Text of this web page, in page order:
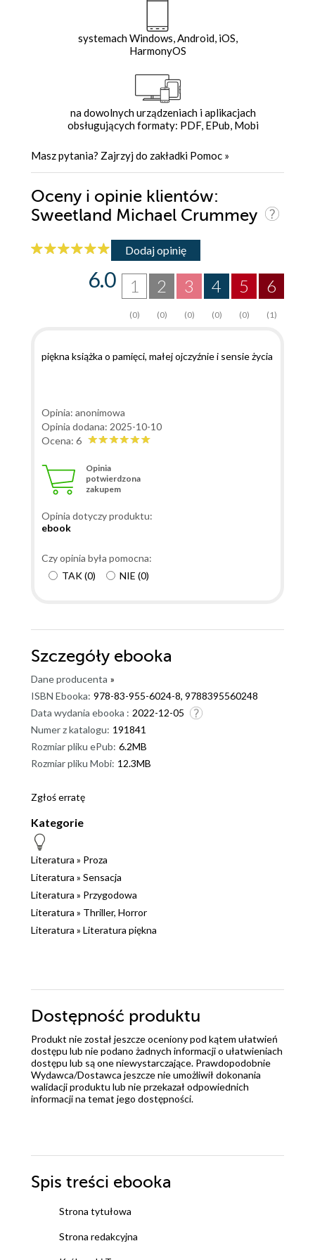
systemach Windows, Android, iOS,
HarmonyOS
na dowolnych urządzeniach i aplikacjach
obsługujących formaty: PDF, EPub, Mobi
Masz pytania? Zajrzyj do zakładki Pomoc »
Oceny i opinie klientów:
Sweetland Michael Crummey
Dodaj opinię
6
(1)
5
(0)
4
(0)
3
(0)
2
(0)
1
(0)
6.0
piękna książka o pamięci, małej ojczyźnie i sensie życia
Opinia: anonimowa
Opinia dodana: 2025-10-10
Ocena: 6
Opinia
potwierdzona
zakupem
Opinia dotyczy produktu:
ebook
Czy opinia była pomocna:
TAK(0) NIE (0)
Szczegóły ebooka
Dane producenta »
ISBN Ebooka: 978-83-955-6024-8, 9788395560248
Data wydania ebooka : 2022-12-05
Numer z katalogu: 191841
Rozmiar pliku ePub: 6.2MB
Rozmiar pliku Mobi: 12.3MB
Zgłoś erratę
Kategorie
Literatura » Proza
Literatura » Sensacja
Literatura » Przygodowa
Literatura » Thriller, Horror
Literatura » Literatura piękna
Dostępność produktu
Produkt nie został jeszcze oceniony pod kątem ułatwień
dostępu lub nie podano żadnych informacji o ułatwieniach
dostępu lub są one niewystarczające. Prawdopodobnie
Wydawca/Dostawca jeszcze nie umożliwił dokonania
walidacji produktu lub nie przekazał odpowiednich
informacji na temat jego dostępności.
Spis treści ebooka
Strona tytułowa
Strona redakcyjna